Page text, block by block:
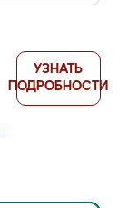
УЗНАТЬ
ПОДРОБНОСТИ